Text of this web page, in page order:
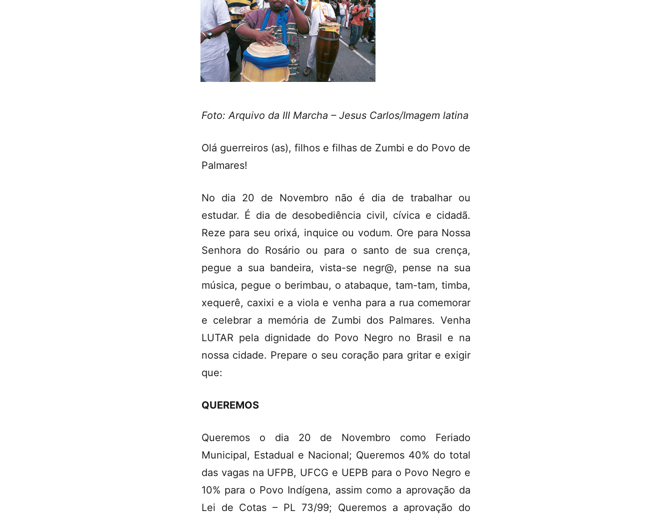
Foto: Arquivo da III Marcha – Jesus Carlos/Imagem latina
Olá guerreiros (as), filhos e filhas de Zumbi e do Povo de
Palmares!
No dia 20 de Novembro não é dia de trabalhar ou
estudar. É dia de desobediência civil, cívica e cidadã.
Reze para seu orixá, inquice ou vodum. Ore para Nossa
Senhora do Rosário ou para o santo de sua crença,
pegue a sua bandeira, vista-se negr@, pense na sua
música, pegue o berimbau, o atabaque, tam-tam, timba,
xequerê, caxixi e a viola e venha para a rua comemorar
e celebrar a memória de Zumbi dos Palmares. Venha
LUTAR pela dignidade do Povo Negro no Brasil e na
nossa cidade. Prepare o seu coração para gritar e exigir
que:
QUEREMOS
Queremos o dia 20 de Novembro como Feriado
Municipal, Estadual e Nacional; Queremos 40% do total
das vagas na UFPB, UFCG e UEPB para o Povo Negro e
10% para o Povo Indígena, assim como a aprovação da
Lei de Cotas – PL 73/99; Queremos a aprovação do